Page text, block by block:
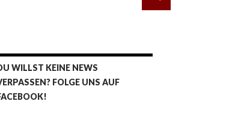
WILLST KEINE NEWS
FOLGE UNS AUF